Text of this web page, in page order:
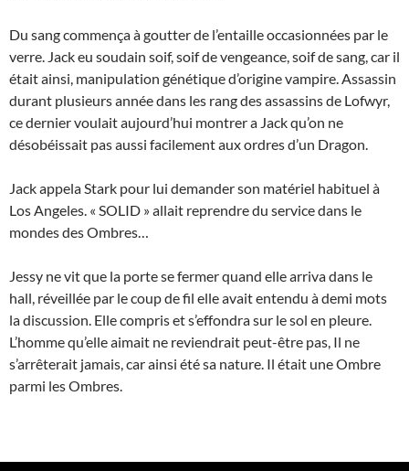
Du sang commença à goutter de l’entaille occasionnées par le
verre. Jack eu soudain soif, soif de vengeance, soif de sang, car il
était ainsi, manipulation génétique d’origine vampire. Assassin
durant plusieurs année dans les rang des assassins de Lofwyr,
ce dernier voulait aujourd’hui montrer a Jack qu’on ne
désobéissait pas aussi facilement aux ordres d’un Dragon.
Jack appela Stark pour lui demander son matériel habituel à
Los Angeles. « SOLID » allait reprendre du service dans le
mondes des Ombres…
Jessy ne vit que la porte se fermer quand elle arriva dans le
hall, réveillée par le coup de fil elle avait entendu à demi mots
la discussion. Elle compris et s’effondra sur le sol en pleure.
L’homme qu’elle aimait ne reviendrait peut-être pas, Il ne
s’arrêterait jamais, car ainsi été sa nature. Il était une Ombre
parmi les Ombres.